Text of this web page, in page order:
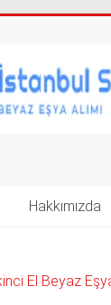
Hakkımızda